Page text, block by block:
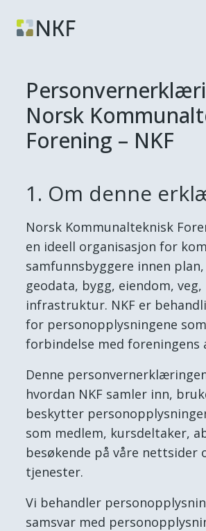
Norsk
Forening – NKF
1. Om denne
Norsk Kommunalteknisk
en ideell organisasjon for
samfunnsbyggere innen
geodata, bygg, eiendom,
infrastruktur. NKF er
for personopplysningene
forbindelse med foreningens
Denne
hvordan NKF samler inn,
beskytter
som medlem, kursdeltaker,
besøkende på våre nettsider
tjenester.
Vi behandler
samsvar med